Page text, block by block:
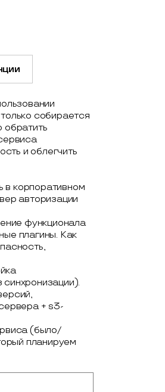
собирается
обратить
и облегчить
в корпоративном
авторизации
функционала
плагины. Как
+ s3-
(было/
планируем